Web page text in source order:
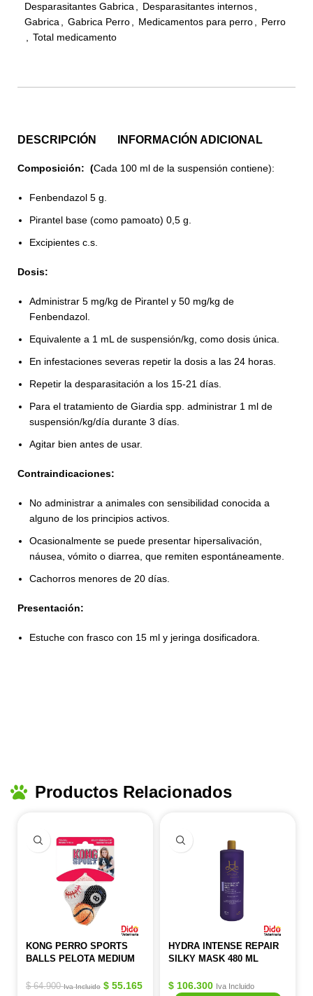
Desparasitantes Gabrica
Desparasitantes internos
Gabrica
Gabrica Perro Medicamentos para perro
Perro
Total medicamento
DESCRIPCIÓN INFORMACIÓN ADICIONAL
Composición: (Cada 100 ml de la suspensión contiene):
Fenbendazol 5 g.
Pirantel base (como pamoato) 0,5 g.
Excipientes c.s.
Dosis:
Administrar 5 mg/kg de Pirantel y 50 mg/kg de
Fenbendazol.
Equivalente a 1 mL de suspensión/kg, como dosis única.
En infestaciones severas repetir la dosis a las 24 horas.
Repetir la desparasitación a los 15-21 días.
Para el tratamiento de Giardia spp. administrar 1 ml de
suspensión/kg/día durante 3 días.
Agitar bien antes de usar.
Contraindicaciones:
No administrar a animales con sensibilidad conocida a
alguno de los principios activos.
Ocasionalmente se puede presentar hipersalivación,
náusea, vómito o diarrea, que remiten espontáneamente.
Cachorros menores de 20 días.
Presentación:
Estuche con frasco con 15 ml y jeringa dosificadora.
Productos Relacionados
KONG PERRO SPORTS
BALLS PELOTA MEDIUM
$64.900 Iva Incluido $ 55.165
HYDRA INTENSE REPAIR
SILKY MASK 480 ML
$ 106.300 Iva Incluido